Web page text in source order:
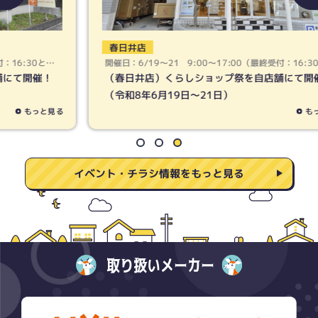
開催日：6/19〜21 9:00〜17:00（最終受付：16:30とな
ります）
（春日井店）くらしショップ祭を自店舗にて開催！
（令和8年6月19日〜21日）
イベント・チラシ情報をもっと見る
取り扱いメーカー